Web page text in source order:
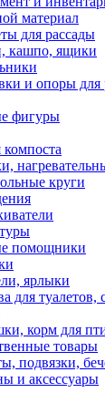
материал
для рассады
кашпо, ящики
и опоры для
фигуры
компоста
круги
помощники
ярлыки
для туалетов,
корм для
товары
подвязки,
и аксессуары